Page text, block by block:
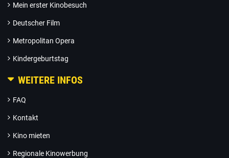
Mein erster Kinobesuch
Deutscher Film
Metropolitan Opera
Kindergeburtstag
WEITERE INFOS
FAQ
Kontakt
Kino mieten
Regionale Kinowerbung